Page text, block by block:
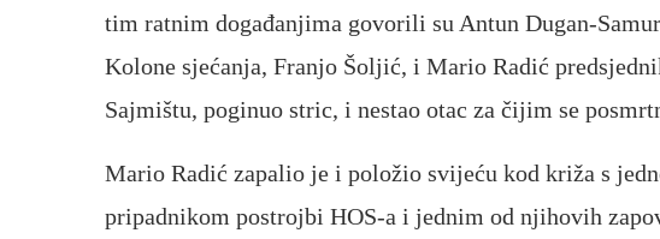
tim ratnim događanjima govorili su Antun Dugan-
Kolone sjećanja, Franjo Šoljić, i Mario Radić
Sajmištu, poginuo stric, i nestao otac za čijim se
Mario Radić zapalio je i položio svijeću kod križa s
pripadnikom postrojbi HOS-a i jednim od njihovih